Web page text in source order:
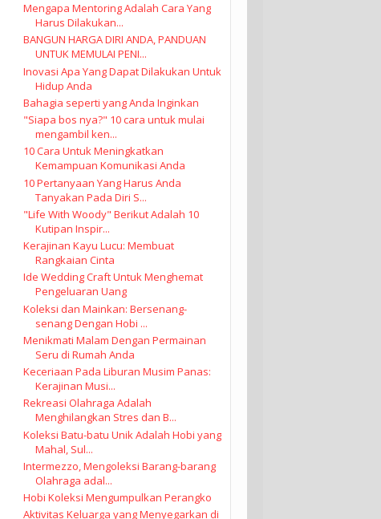
Mengapa Mentoring Adalah Cara Yang
Harus Dilakukan...
BANGUN HARGA DIRI ANDA, PANDUAN
UNTUK MEMULAI PENI...
Inovasi Apa Yang Dapat Dilakukan Untuk
Hidup Anda
Bahagia seperti yang Anda Inginkan
"Siapa bos nya?" 10 cara untuk mulai
mengambil ken...
10 Cara Untuk Meningkatkan
Kemampuan Komunikasi Anda
10 Pertanyaan Yang Harus Anda
Tanyakan Pada Diri S...
"Life With Woody" Berikut Adalah 10
Kutipan Inspir...
Kerajinan Kayu Lucu: Membuat
Rangkaian Cinta
Ide Wedding Craft Untuk Menghemat
Pengeluaran Uang
Koleksi dan Mainkan: Bersenang-
senang Dengan Hobi ...
Menikmati Malam Dengan Permainan
Seru di Rumah Anda
Keceriaan Pada Liburan Musim Panas:
Kerajinan Musi...
Rekreasi Olahraga Adalah
Menghilangkan Stres dan B...
Koleksi Batu-batu Unik Adalah Hobi yang
Mahal, Sul...
Intermezzo, Mengoleksi Barang-barang
Olahraga adal...
Hobi Koleksi Mengumpulkan Perangko
Aktivitas Keluarga yang Menyegarkan di